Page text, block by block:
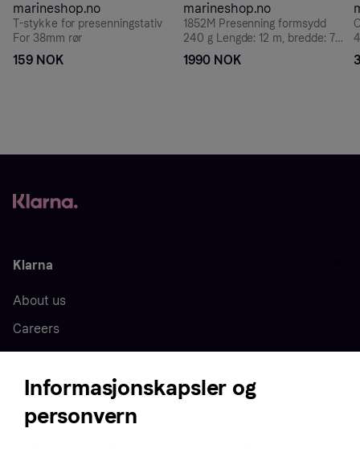
marineshop.no
T-stykke for presenningstativ
For 38mm rør
159 NOK
marineshop.no
1852M Presenning formsydd
240 g Lengde: 12 m, bredde: 7
m
1990 NOK
Klarna
About us
Careers
Press
Home
Informasjonskapsler og
personvern